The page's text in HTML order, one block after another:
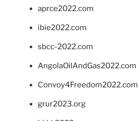
aprce2022.com
ibie2022.com
sbcc-2022.com
AngolaOilAndGas2022.com
Convoy4Freedom2022.com
grur2023.org